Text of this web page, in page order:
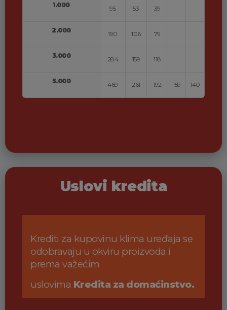
1.000 95 53 39
2.000 190 106 79
3.000 284 159 118
5.000 469 261 192 159 140
Uslovi kredita
Krediti za kupovinu klima uređaja se
odobravaju u okviru proizvoda i
prema važećim
uslovima Kredita za domaćinstvo.